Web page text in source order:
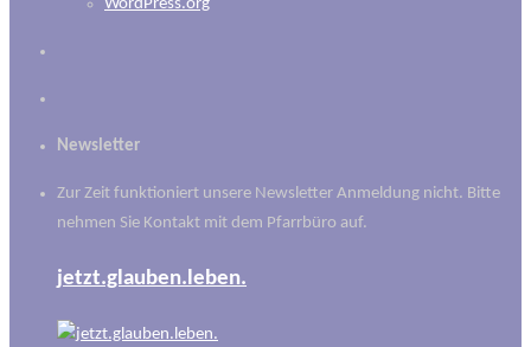
WordPress.org
Newsletter
Zur Zeit funktioniert unsere Newsletter Anmeldung nicht. Bitte
nehmen Sie Kontakt mit dem Pfarrbüro auf.
jetzt.glauben.leben.